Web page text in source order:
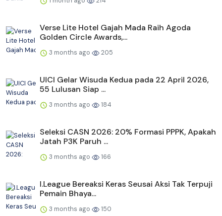
Verse Lite Hotel Gajah Mada Raih Agoda
Golden Circle Awards,...
3 months ago 205
UICI Gelar Wisuda Kedua pada 22 April 2026,
55 Lulusan Siap ...
3 months ago 184
Seleksi CASN 2026: 20% Formasi PPPK, Apakah
Jatah P3K Paruh ...
3 months ago 166
I.League Bereaksi Keras Seusai Aksi Tak Terpuji
Pemain Bhaya...
3 months ago 150